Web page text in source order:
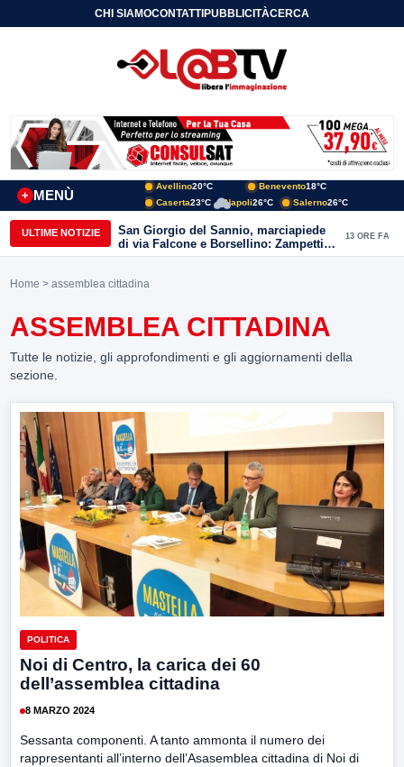
CHI SIAMOCONTATTIPUBBLICITÀCERCA
MENÙ
+
Avellino20°C Benevento18°C
Caserta23°C Napoli26°C Salerno26°C
ULTIME NOTIZIE
San Giorgio del Sannio, marciapiede
di via Falcone e Borsellino: Zampetti e
Lombardi replicano alle polemiche
13 ORE FA
Home > assemblea cittadina
ASSEMBLEA CITTADINA
Tutte le notizie, gli approfondimenti e gli aggiornamenti della
sezione.
POLITICA
Noi di Centro, la carica dei 60
dell’assemblea cittadina
8 MARZO 2024
Sessanta componenti. A tanto ammonta il numero dei
rappresentanti all’interno dell’Asasemblea cittadina di Noi di